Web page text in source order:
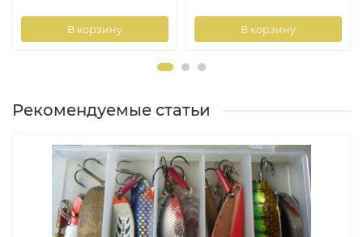
В корзину В корзину
Рекомендуемые статьи